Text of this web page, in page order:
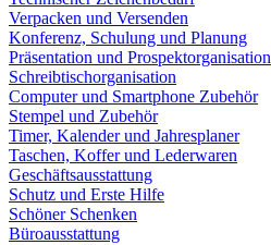
Verpacken und Versenden
Konferenz, Schulung und Planung
Präsentation und Prospektorganisation
Schreibtischorganisation
Computer und Smartphone Zubehör
Stempel und Zubehör
Timer, Kalender und Jahresplaner
Taschen, Koffer und Lederwaren
Geschäftsausstattung
Schutz und Erste Hilfe
Schöner Schenken
Büroausstattung